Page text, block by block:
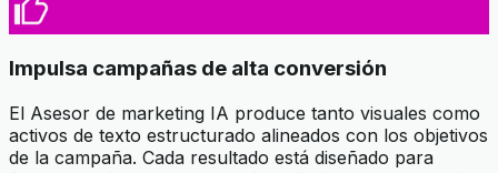
Impulsa campañas de alta conversión
El Asesor de marketing IA produce tanto visuales como
activos de texto estructurado alineados con los objetivos
de la campaña. Cada resultado está diseñado para